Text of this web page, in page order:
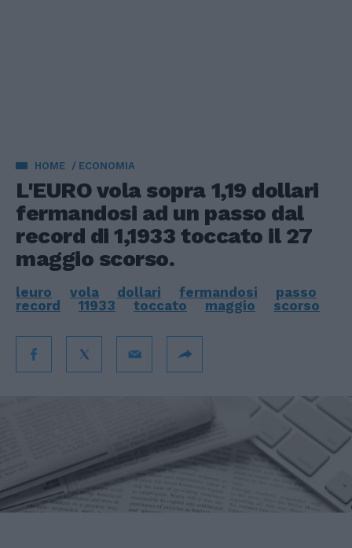
HOME ECONOMIA
L'EURO vola sopra 1,19 dollari
fermandosi ad un passo dal
record di 1,1933 toccato il 27
maggio scorso.
leuro vola dollari fermandosi
passo
record
11933 toccato maggio scorso